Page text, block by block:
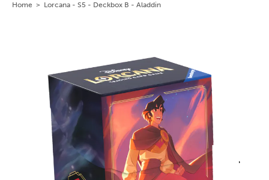
Home > Lorcana - S5 - Deckbox B - Aladdin